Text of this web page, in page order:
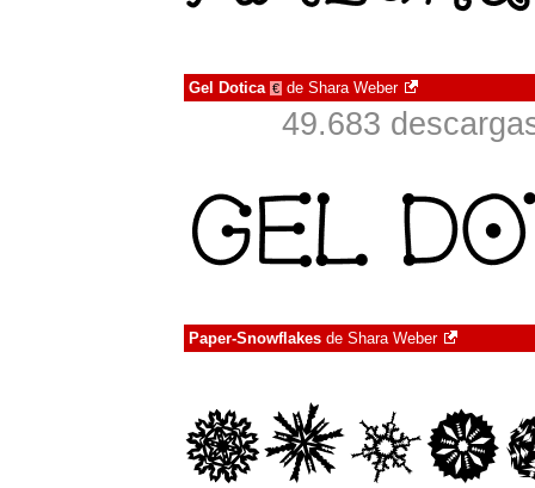
Gel Dotica € de Shara Weber
49.683
Paper-Snowflakes de Shara Weber